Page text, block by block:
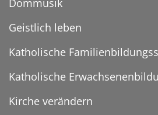
Dommusik
Geistlich leben
Katholische
Katholische
Kirche verändern